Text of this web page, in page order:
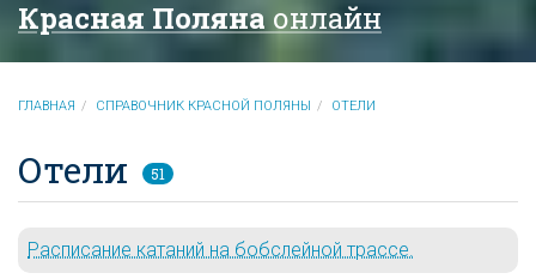
Красная Поляна онлайн
ГЛАВНАЯ СПРАВОЧНИК КРАСНОЙ ПОЛЯНЫ ОТЕЛИ
Отели 51
Расписание катаний на бобслейной трассе.